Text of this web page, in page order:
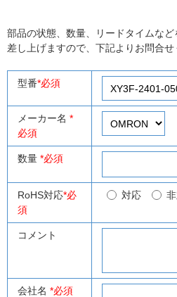
部品の状態、数量、リードタイムな
差し上げますので、下記よりお問合せ
型番*必須
メーカー名 *
必須
数量 *必須
RoHS対応*必
須
対応
コメント
会社名 *必須